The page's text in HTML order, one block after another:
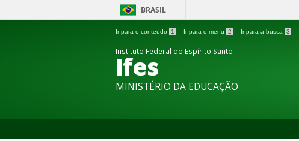
BRASIL
Ir para o conteúdo 1 Ir para o menu 2 Ir para a busca 3
Instituto Federal do Espírito Santo
Ifes
MINISTÉRIO DA EDUCAÇÃO